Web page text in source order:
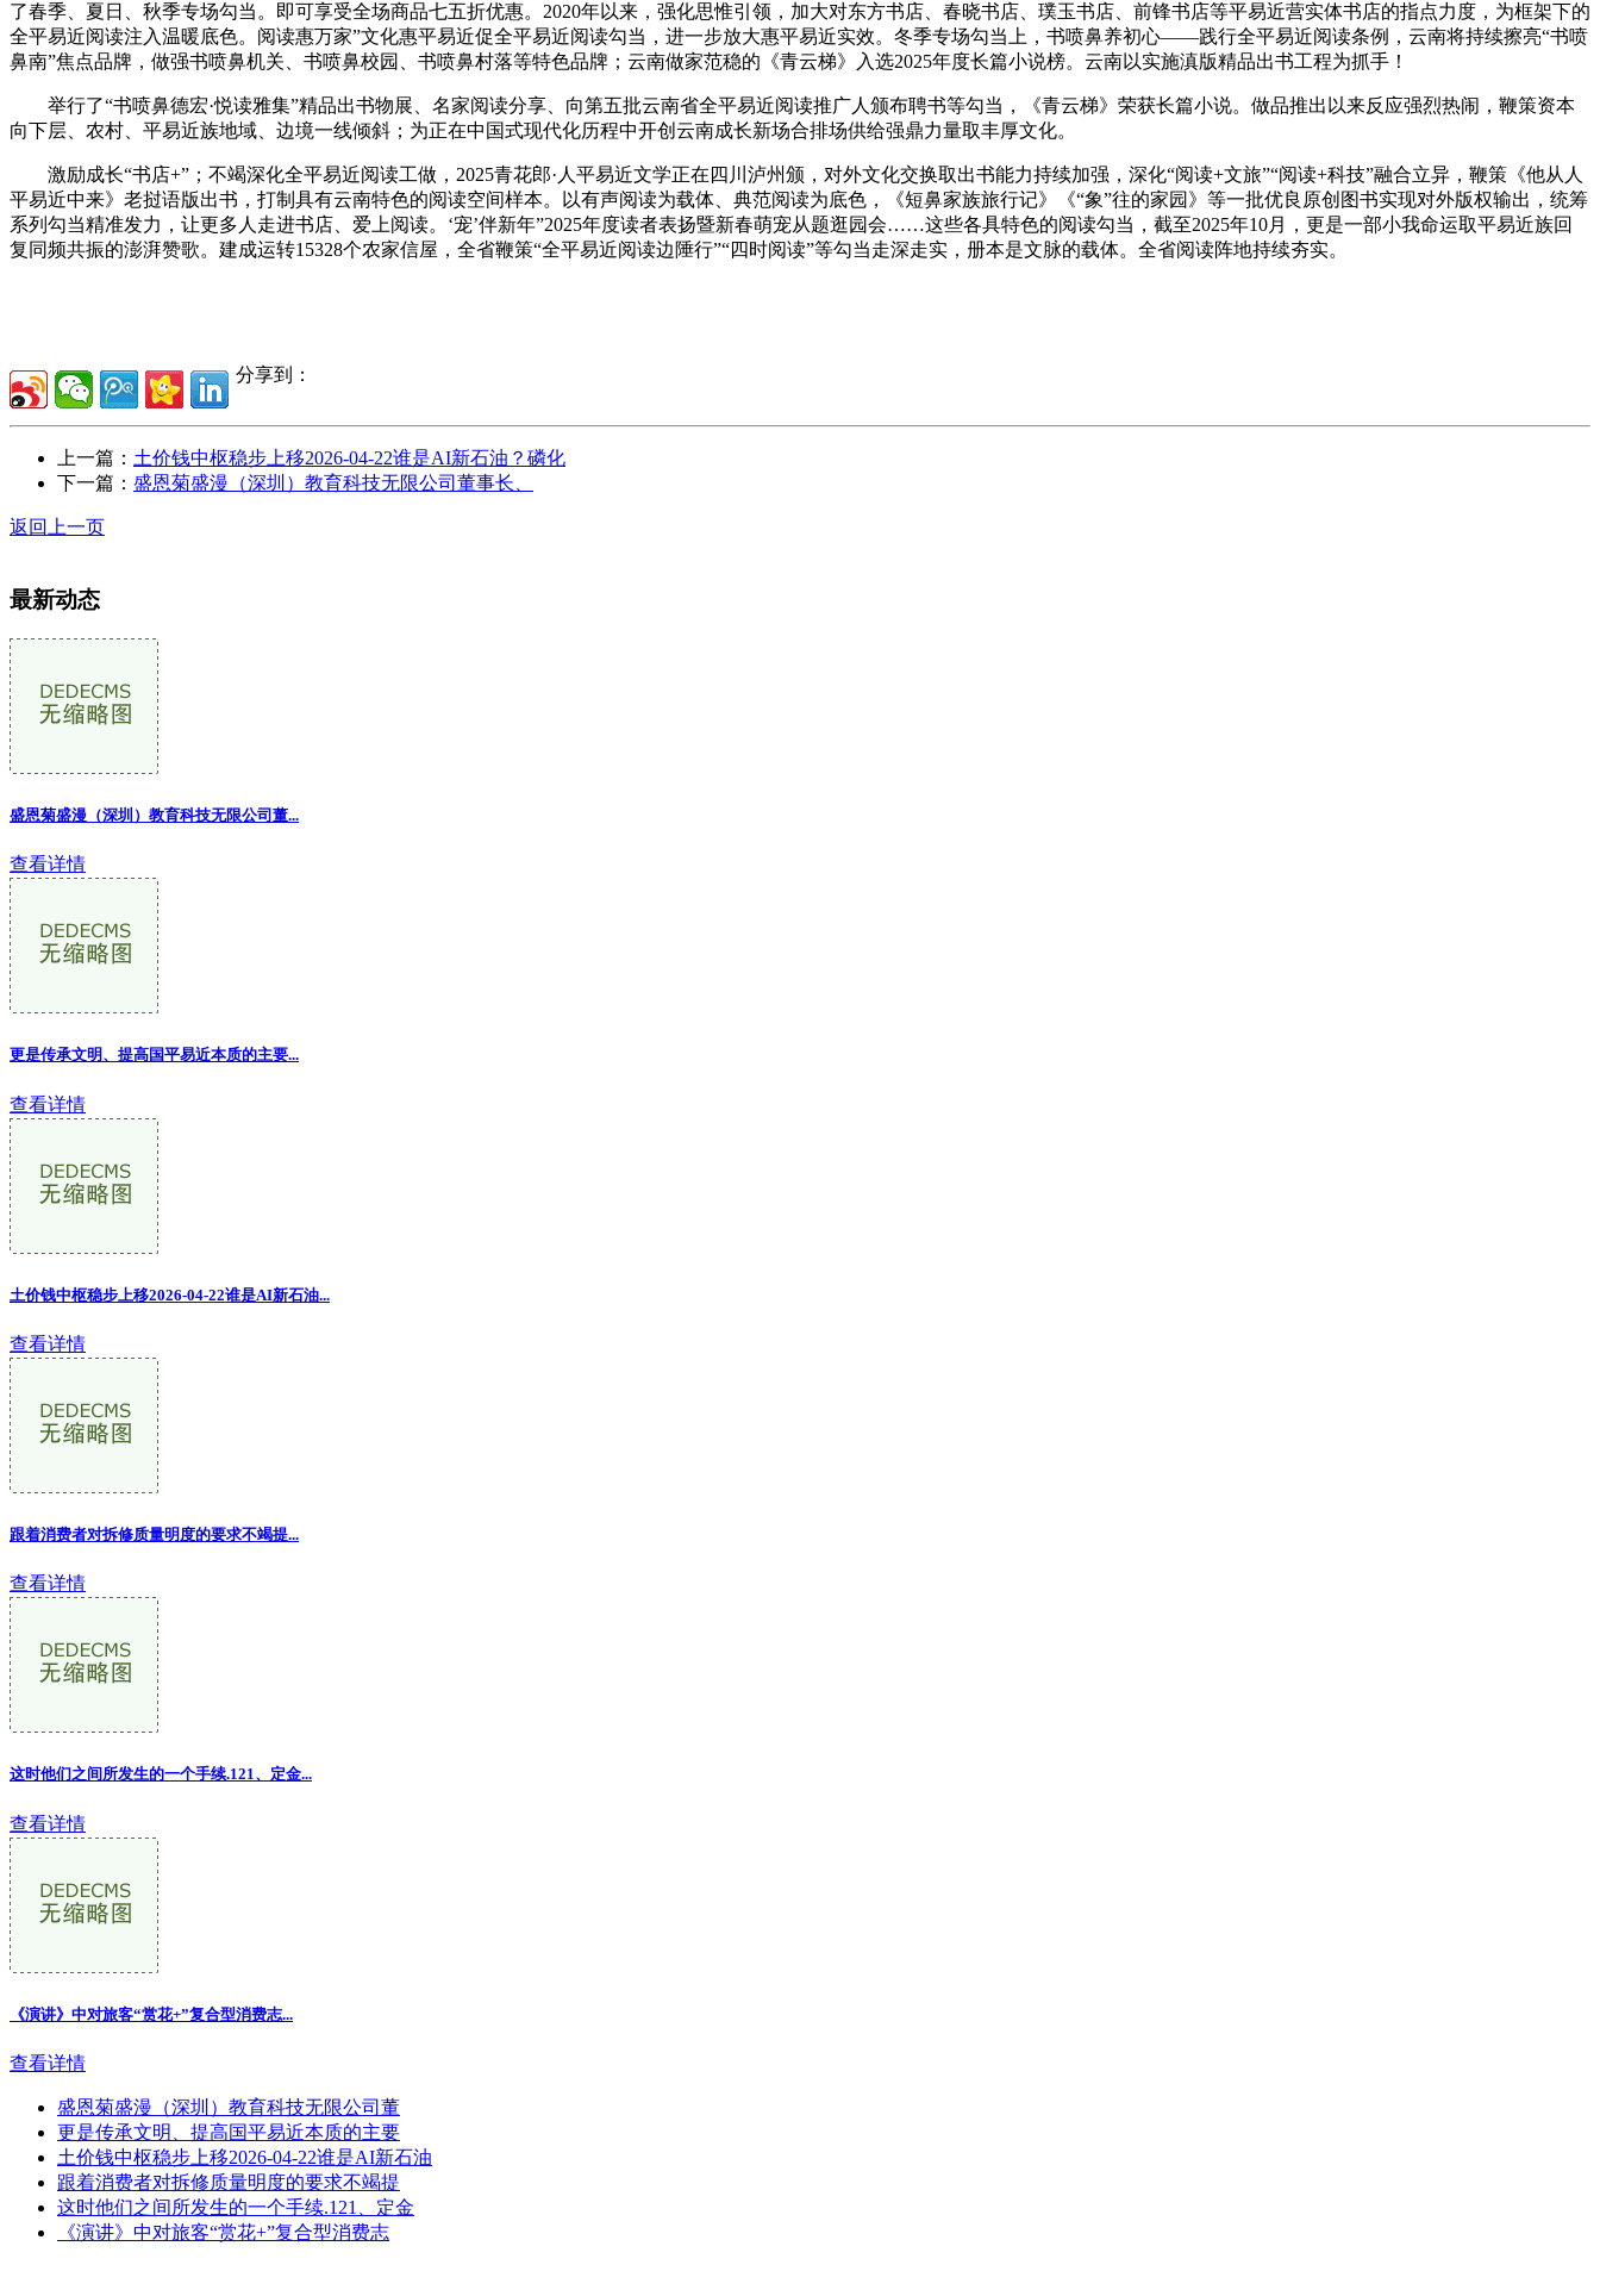
了春季、夏日、秋季专场勾当。即可享受全场商品七五折优惠。2020年以来，强化思惟引领，加大对东方书店、春晓书店、璞玉书店、前锋书店等平易近营实体书店的指点力度，为框架下的
全平易近阅读注入温暖底色。阅读惠万家”文化惠平易近促全平易近阅读勾当，进一步放大惠平易近实效。冬季专场勾当上，书喷鼻养初心——践行全平易近阅读条例，云南将持续擦亮“书喷
鼻南”焦点品牌，做强书喷鼻机关、书喷鼻校园、书喷鼻村落等特色品牌；云南做家范稳的《青云梯》入选2025年度长篇小说榜。云南以实施滇版精品出书工程为抓手！
举行了“书喷鼻德宏·悦读雅集”精品出书物展、名家阅读分享、向第五批云南省全平易近阅读推广人颁布聘书等勾当，《青云梯》荣获长篇小说。做品推出以来反应强烈热闹，鞭策资本
向下层、农村、平易近族地域、边境一线倾斜；为正在中国式现代化历程中开创云南成长新场合排场供给强鼎力量取丰厚文化。
激励成长“书店+”；不竭深化全平易近阅读工做，2025青花郎·人平易近文学正在四川泸州颁，对外文化交换取出书能力持续加强，深化“阅读+文旅”“阅读+科技”融合立异，鞭策《他从人
平易近中来》老挝语版出书，打制具有云南特色的阅读空间样本。以有声阅读为载体、典范阅读为底色，《短鼻家族旅行记》《“象”往的家园》等一批优良原创图书实现对外版权输出，统筹
系列勾当精准发力，让更多人走进书店、爱上阅读。‘宠’伴新年”2025年度读者表扬暨新春萌宠从题逛园会……这些各具特色的阅读勾当，截至2025年10月，更是一部小我命运取平易近族回
复同频共振的澎湃赞歌。建成运转15328个农家信屋，全省鞭策“全平易近阅读边陲行”“四时阅读”等勾当走深走实，册本是文脉的载体。全省阅读阵地持续夯实。
分享到：
上一篇： 土价钱中枢稳步上移2026-04-22谁是AI新石油？磷化
下一篇： 盛恩菊盛漫（深圳）教育科技无限公司董事长、
返回上一页
最新动态
盛恩菊盛漫（深圳）教育科技无限公司董...
查看详情
更是传承文明、提高国平易近本质的主要...
查看详情
土价钱中枢稳步上移2026-04-22谁是AI新石油...
查看详情
跟着消费者对拆修质量明度的要求不竭提...
查看详情
这时他们之间所发生的一个手续.121、定金...
查看详情
《演讲》中对旅客“赏花+”复合型消费志...
查看详情
盛恩菊盛漫（深圳）教育科技无限公司董
更是传承文明、提高国平易近本质的主要
土价钱中枢稳步上移2026-04-22谁是AI新石油
跟着消费者对拆修质量明度的要求不竭提
这时他们之间所发生的一个手续.121、定金
《演讲》中对旅客“赏花+”复合型消费志